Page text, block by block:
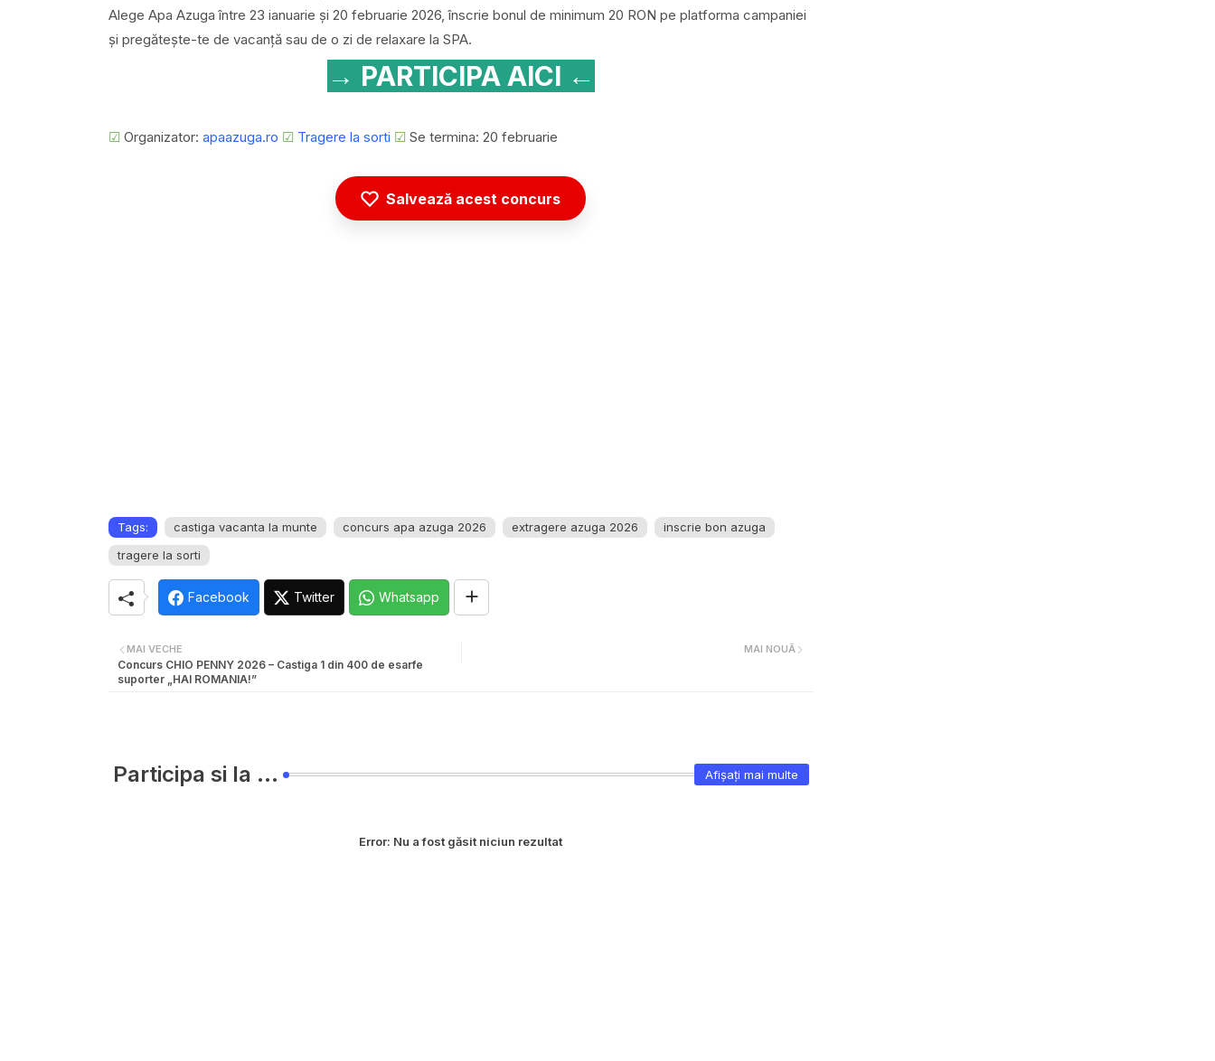
Alege Apa Azuga între 23 ianuarie și 20 februarie 2026, înscrie bonul de minimum 20 RON pe platforma campaniei
și pregătește-te de vacanță sau de o zi de relaxare la SPA.
→ PARTICIPA AICI ←
☑ Organizator: apaazuga.ro ☑ Tragere la sorti ☑ Se termina: 20 februarie
Salvează acest concurs
Tags: castiga vacanta la munte concurs apa azuga 2026 extragere azuga 2026
inscrie bon azuga
tragere la sorti
Facebook Twitter Whatsapp
MAI NOUĂ
MAI VECHE
Concurs CHIO PENNY 2026 – Castiga 1 din 400 de esarfe
suporter „HAI ROMANIA!”
Participa si la ... Afișați mai multe
Error: Nu a fost găsit niciun rezultat